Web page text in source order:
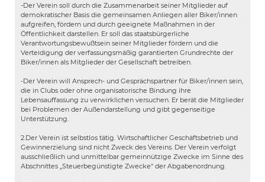
-Der Verein soll durch die Zusammenarbeit seiner Mitglieder auf
demokratischer Basis die gemeinsamen Anliegen aller Biker/innen
aufgreifen, fördern und durch geeignete Maßnahmen in der
Öffentlichkeit darstellen. Er soll das staatsbürgerliche
Verantwortungsbewußtsein seiner Mitglieder fördern und die
Verteidigung der verfassungsmäßig garantierten Grundrechte der
Biker/innen als Mitglieder der Gesellschaft betreiben.
-Der Verein will Ansprech- und Gesprächspartner für Biker/innen sein,
die in Clubs oder ohne organisatorische Bindung ihre
Lebensauffassung zu verwirklichen versuchen. Er berät die Mitglieder
bei Problemen der Außendarstellung und gibt gegenseitige
Unterstützung.
2.Der Verein ist selbstlos tätig. Wirtschaftlicher Geschäftsbetrieb und
Gewinnerzielung sind nicht Zweck des Vereins. Der Verein verfolgt
ausschließlich und unmittelbar gemeinnützige Zwecke im Sinne des
Abschnittes „Steuerbegünstigte Zwecke“ der Abgabenordnung.